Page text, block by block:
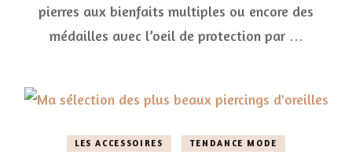
pierres aux bienfaits multiples ou encore des
médailles avec l’oeil de protection par …
LES ACCESSOIRES TENDANCE MODE